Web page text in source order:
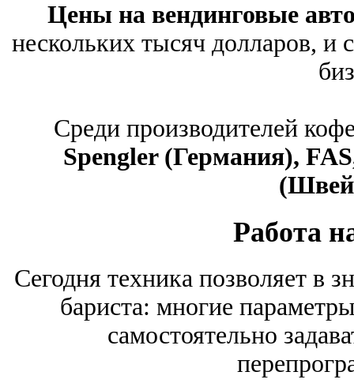
Цены на вендинговые
нескольких тысяч долларов, и
Среди производителей
Spengler (Германия),
Работа
Сегодня техника позволяет в
бариста: многие
самостоятельно